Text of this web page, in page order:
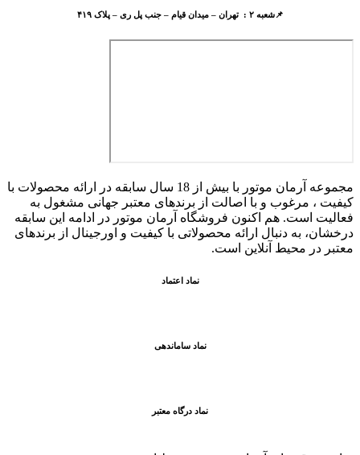
📌شعبه ۲ : تهران – میدان قیام – جنب پل ری – پلاک ۴۱۹
مجموعه آرمان موتور با بیش از 18 سال سابقه در ارائه محصولات با
کيفيت ، مرغوب و با اصالت از برندهای معتبر جهانی مشغول به
فعاليت است. هم اکنون فروشگاه آرمان موتور در ادامه اين سابقه
درخشان، به دنبال ارائه محصولاتی با کيفيت و اورجينال از برندهای
معتبر در محيط آنلاين است.
نماد اعتماد
نماد ساماندهی
نماد درگاه معتبر